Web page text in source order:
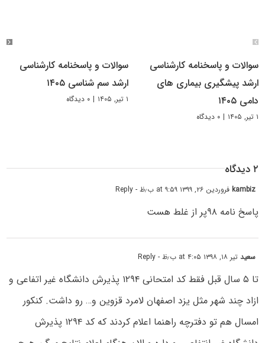
سوالات و پاسخنامه کارشناسی
ارشد پیشگیری بیماری های
دامی ۱۴۰۵
۱ تیر, ۱۴۰۵ | ۰ دیدگاه
سوالات و پاسخنامه کارشناسی
ارشد سم شناسی ۱۴۰۵
۱ تیر, ۱۴۰۵ | ۰ دیدگاه
۲ دیدگاه
kambizفروردین ۲۶, ۱۳۹۹ at ۹:۵۹ ب٫ظ - Reply
پاسخ نامه ۹۸پر از غلط هست
سعیدتیر ۱۸, ۱۳۹۸ at ۴:۰۵ ب٫ظ - Reply
تا ۵ سال قبل فقط کد امتحانی ۱۲۹۴ پذیرش دانشگاه غیر اتفاعی و
ازاد چند شهر مثل یزد اصفهان لامرد قزوین و… رو داشت. کنکور
امسال هم تو دفترچه راهنما اعلام کردند که کد ۱۲۹۴ پذیرش